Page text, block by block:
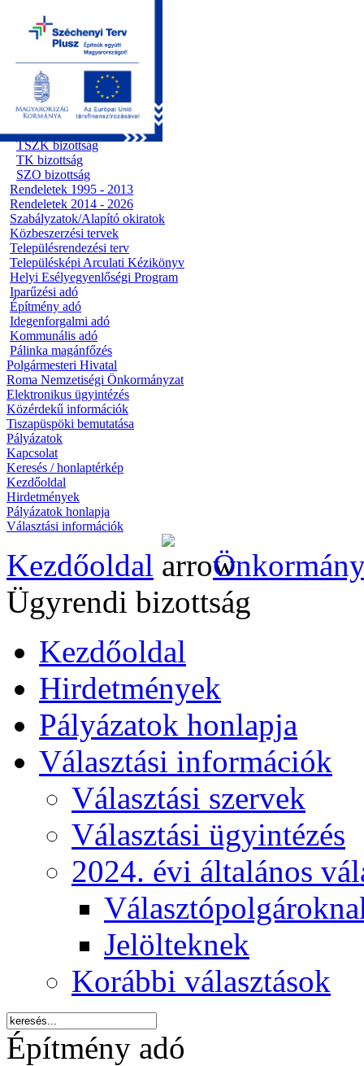
Kezdőoldal
Önkormányzat
Előterjesztések
Testületi ülések
Polgármesteri döntések
Bizottsági ülések
Ügyrendi bizottság
Előterjesztések
Pénzügyi bizottság
TSZK bizottság
TK bizottság
SZO bizottság
Rendeletek 1995 - 2013
Rendeletek 2014 - 2026
Szabályzatok/Alapító okiratok
Közbeszerzési tervek
Településrendezési terv
Településképi Arculati Kézikönyv
Helyi Esélyegyenlőségi Program
Iparűzési adó
Építmény adó
Idegenforgalmi adó
Kommunális adó
Pálinka magánfőzés
Polgármesteri Hivatal
Roma Nemzetiségi Önkormányzat
Elektronikus ügyintézés
Közérdekű információk
Tiszapüspöki bemutatása
Pályázatok
Kapcsolat
Keresés / honlaptérkép
Kezdőoldal
Hirdetmények
Pályázatok honlapja
Választási információk
Kezdőoldal
Ügyrendi bizottság
Kezdőoldal
Hirdetmények
Pályázatok honlapja
Választási információk
Választási szervek
Választási ügyintézés
2024. évi általános
Jelölteknek
Korábbi választások
Építmény adó